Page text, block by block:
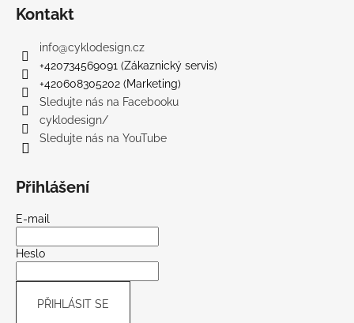
Kontakt
info@cyklodesign.cz
+420734569091 (Zákaznický servis)
+420608305202 (Marketing)
Sledujte nás na Facebooku
cyklodesign/
Sledujte nás na YouTube
Přihlášení
E-mail
Heslo
PŘIHLÁSIT SE